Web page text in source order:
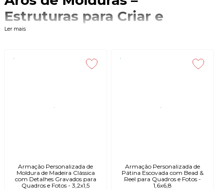
Estruturas para Criar e
Personalizar
personalizados, trazendo elegância e sofisticação para qualquer ambiente.
diversos tamanhos e acabamentos
, nossos aros são
ideais para projetos de decoração, artesanato e composição de galerias de
Ler mais
Armação Personalizada de
Moldura de Madeira Clássica
com Detalhes Gravados para
Quadros e Fotos - 3,2x1,5
Armação Personalizada de
Pátina Escovada com Bead &
Reel para Quadros e Fotos -
1,6x6,8